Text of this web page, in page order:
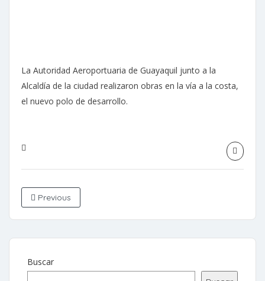
La Autoridad Aeroportuaria de Guayaquil junto a la
Alcaldía de la ciudad realizaron obras en la vía a la costa,
el nuevo polo de desarrollo.
Previous
Buscar